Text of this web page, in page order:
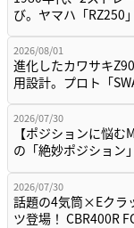
び。ヤマハ「RZ250
2026/08/01
進化したカワサキ
用設計。プロト「
2026/07/30
【ポジションに悩
の「絶妙ポジション
2026/07/30
話題の4気筒×Eクラ
ツ登場！ CBR400R